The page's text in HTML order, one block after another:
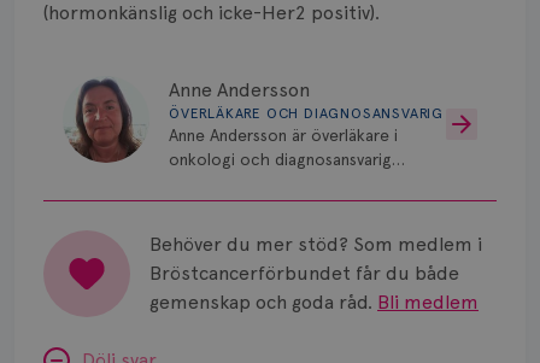
(hormonkänslig och icke-Her2 positiv).
Anne Andersson
ÖVERLÄKARE OCH DIAGNOSANSVARIG
Anne Andersson är överläkare i
onkologi och diagnosansvarig
Universitetssjukhus i Umeå.
Behöver du mer stöd? Som medlem i
Bröstcancerförbundet får du både
gemenskap och goda råd. Bli medlem